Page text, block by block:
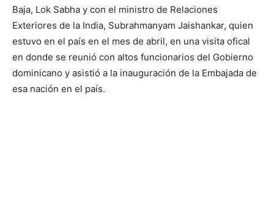
Baja, Lok Sabha y con el ministro de Relaciones
Exteriores de la India, Subrahmanyam Jaishankar, quien
estuvo en el país en el mes de abril, en una visita ofical
en donde se reunió con altos funcionarios del Gobierno
dominicano y asistió a la inauguración de la Embajada de
esa nación en el país.